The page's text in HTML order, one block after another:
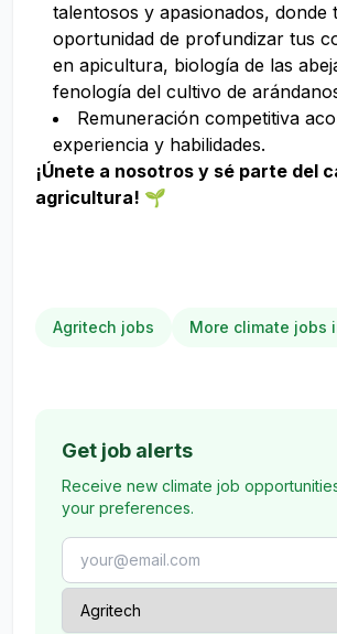
talentosos y apasionados, donde
oportunidad de profundizar tus
en apicultura, biología de las
fenología del cultivo de
Remuneración competitiva
experiencia y habilidades.
¡Únete a nosotros y sé parte del
agricultura! 🌱
Agritech jobs More climate jobs
Get job alerts
Receive new climate job
your preferences.